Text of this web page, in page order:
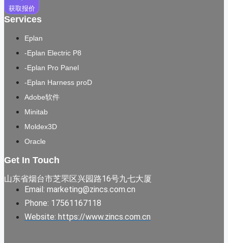
获取报价
Services
Eplan
-Eplan Electric P8
-Eplan Pro Panel
-Eplan Harness proD
Adobe软件
Minitab
Moldex3D
Oracle
Get In Touch
山东省烟台市芝罘区兴园路16号九七大厦
Email: marketing@zincs.com.cn
Phone: 17561167118
Website: https://www.zincs.com.cn